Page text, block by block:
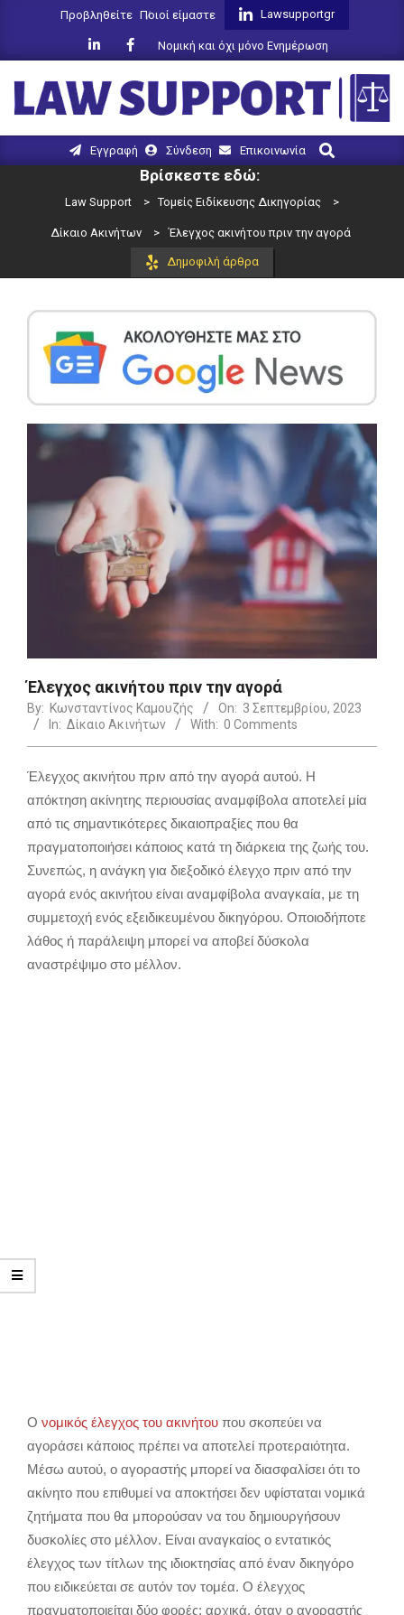
Προβληθείτε Ποιοί είμαστε Lawsupportgr
Νομική και όχι μόνο Ενημέρωση
LAW
SUPPORT
Navigation
Εγγραφή Σύνδεση Επικοινωνία
Search
Βρίσκεστε εδώ:
Law Support > Τομείς Ειδίκευσης Δικηγορίας >
Δίκαιο Ακινήτων > Έλεγχος ακινήτου πριν την αγορά
Δημοφιλή άρθρα
Έλεγχος ακινήτου πριν την αγορά
By: Κωνσταντίνος Καμουζής On: 3 Σεπτεμβρίου, 2023
In: Δίκαιο Ακινήτων With: 0 Comments
Έλεγχος ακινήτου πριν από την αγορά αυτού. Η
απόκτηση ακίνητης περιουσίας αναμφίβολα αποτελεί μία
από τις σημαντικότερες δικαιοπραξίες που θα
πραγματοποιήσει κάποιος κατά τη διάρκεια της ζωής του.
Συνεπώς, η ανάγκη για διεξοδικό έλεγχο πριν από την
αγορά ενός ακινήτου είναι αναμφίβολα αναγκαία, με τη
συμμετοχή ενός εξειδικευμένου δικηγόρου. Οποιοδήποτε
λάθος ή παράλειψη μπορεί να αποβεί δύσκολα
αναστρέψιμο στο μέλλον.
Ο νομικός έλεγχος του ακινήτου που σκοπεύει να
αγοράσει κάποιος πρέπει να αποτελεί προτεραιότητα.
Μέσω αυτού, ο αγοραστής μπορεί να διασφαλίσει ότι το
ακίνητο που επιθυμεί να αποκτήσει δεν υφίσταται νομικά
ζητήματα που θα μπορούσαν να του δημιουργήσουν
δυσκολίες στο μέλλον. Είναι αναγκαίος ο εντατικός
έλεγχος των τίτλων της ιδιοκτησίας από έναν δικηγόρο
που ειδικεύεται σε αυτόν τον τομέα. Ο έλεγχος
πραγματοποιείται δύο φορές: αρχικά, όταν ο αγοραστής